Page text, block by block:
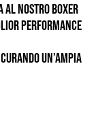
al nostro boxer
performance
un’ampia